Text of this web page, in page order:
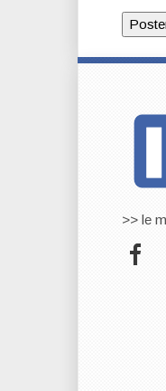
>> le